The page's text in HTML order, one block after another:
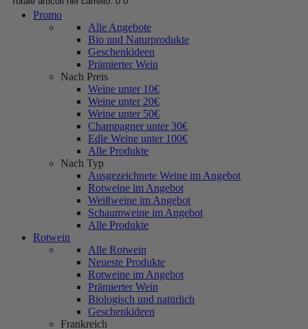
Promo
Alle Angebote
Bio und Naturprodukte
Geschenkideen
Prämierter Wein
Nach Preis
Weine unter 10€
Weine unter 20€
Weine unter 50€
Champagner unter 30€
Edle Weine unter 100€
Alle Produkte
Nach Typ
Ausgezeichnete Weine im Angebot
Rotweine im Angebot
Weißweine im Angebot
Schaumweine im Angebot
Alle Produkte
Rotwein
Alle Rotwein
Neueste Produkte
Rotweine im Angebot
Prämierter Wein
Biologisch und natürlich
Geschenkideen
Frankreich